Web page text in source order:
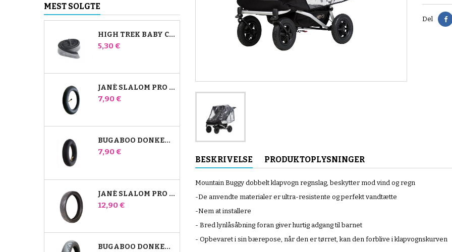
MEST SOLGTE
HIGH TREK BABY COMFORT INDERSLANGE
Pris
5,30 €
JANÉ SLALOM PRO OG POWERTWIN KLAPVOGNS INDERRØR
Pris
7,90 €
BUGABOO DONKEY STROLLER FRONT AIR CHAMBER
Pris
7,90 €
JANÉ SLALOM PRO OG POWERTWIN STROLLER DÆK
Pris
12,90 €
BUGABOO DONKEY 39X177 KOMPATIBELT BARNEVOGNSDÆK - TIL FORHJULET
Del
BESKRIVELSE PRODUKTOPLYSNINGER
Mountain Buggy dobbelt klapvogn regnslag, beskytter mod vind og regn
-De anvendte materialer er ultra-resistente og perfekt vandtætte
-Nem at installere
- Bred lynlåsåbning foran giver hurtig adgang til barnet
- Opbevaret i sin bærepose, når den er tørret, kan den forblive i klapvognskurven